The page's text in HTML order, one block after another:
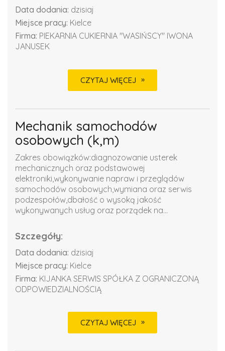
Data dodania: dzisiaj
Miejsce pracy: Kielce
Firma: PIEKARNIA CUKIERNIA "WASIŃSCY" IWONA
JANUSEK
CZYTAJ WIĘCEJ
Mechanik samochodów
osobowych (k,m)
Zakres obowiązków:diagnozowanie usterek
mechanicznych oraz podstawowej
elektroniki,wykonywanie napraw i przeglądów
samochodów osobowych,wymiana oraz serwis
podzespołów,dbałość o wysoką jakość
wykonywanych usług oraz porządek na...
Szczegóły:
Data dodania: dzisiaj
Miejsce pracy: Kielce
Firma: KIJANKA SERWIS SPÓŁKA Z OGRANICZONĄ
ODPOWIEDZIALNOŚCIĄ
CZYTAJ WIĘCEJ